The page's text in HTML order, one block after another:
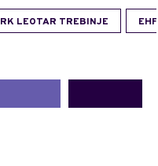
RK LEOTAR TREBINJE EHF